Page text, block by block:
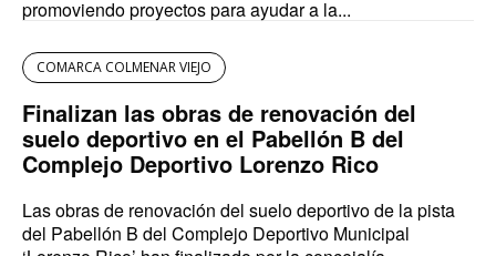
promoviendo proyectos para ayudar a la...
COMARCA COLMENAR VIEJO
Finalizan las obras de renovación del
suelo deportivo en el Pabellón B del
Complejo Deportivo Lorenzo Rico
Las obras de renovación del suelo deportivo de la pista
del Pabellón B del Complejo Deportivo Municipal